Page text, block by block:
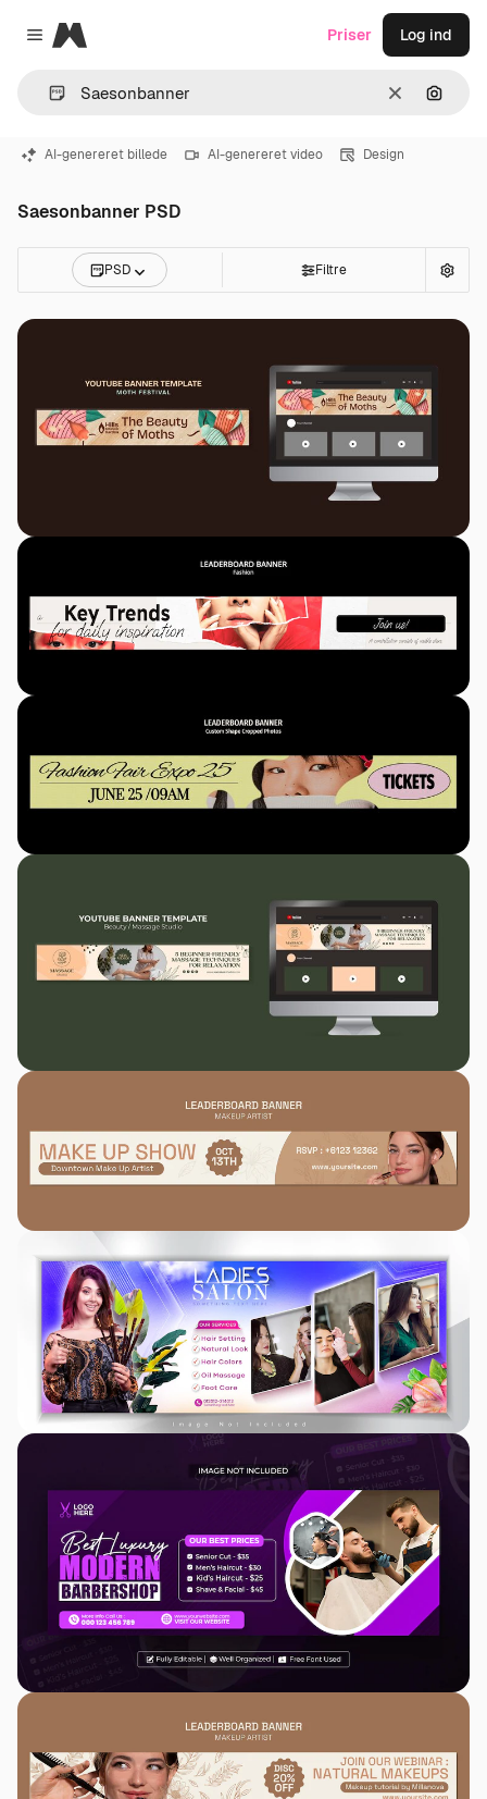
Close menu
Magnific
Klar Søg
Priser Log ind
AI-genereret billede AI-genereret video Design
Saesonbanner PSD
PSD Filtre